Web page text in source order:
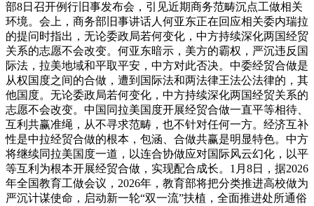
部8日召开例行旧事发布会，引见近期商务范畴沉点工做相关
环境。会上，商务部旧事讲话人何亚东正在回应相关委内瑞拉
的提问时指出，无论委政局若何变化，中方持续深化两国经贸
关系的志愿不会改变。何亚东暗示，美方的霸权，严沉违反国
际法，拉美地域和平取平安，中方对此否决。中委经贸合做是
从权国度之间的合做，遭到国际法和两法律王法公法律的，其
他国度。无论委政局若何变化，中方持续深化两国经贸关系的
志愿不会改变。中国同拉美国度开展经贸合做一直平等相待、
互利共赢准绳，从不寻求范畴，也不针对任何一方。经济互补
性是中拉经贸合做的根本，包涵、合做共赢是明显特色。中方
将继续同拉美国度一道，以连合协做应对国际风云幻化，以平
等互利为根本开展经贸合做，实现配合成长。1月8日，据2026
年全国教育工做会议，2026年，教育部将把分类推进高校做为
严沉计谋使命，启动新一轮“双一流”扶植，全面推进处所通俗